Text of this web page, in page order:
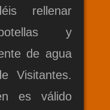
rellenar
y
de agua
Visitantes.
es válido